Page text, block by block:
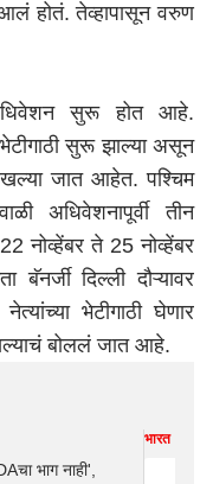
आलं होतं. तेव्हापासून वरुण
सुरू होत आहे.
भेटीगाठी सुरू झाल्या असून
जात आहेत. पश्चिम
अधिवेशनापूर्वी तीन
नोव्हेंबर ते 25 नोव्हेंबर
दिल्ली दौऱ्यावर
भेटीगाठी घेणार
बोललं जात आहे.
भाग नाही',
भारत